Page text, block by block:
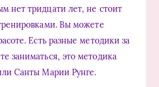
нет тридцати лет, не стоит
Вы можете
Есть разные методики за
заниматься, это методика
Санты Марии Рунге.